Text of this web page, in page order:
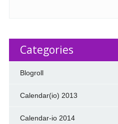
Categories
Blogroll
Calendar(io) 2013
Calendar-io 2014